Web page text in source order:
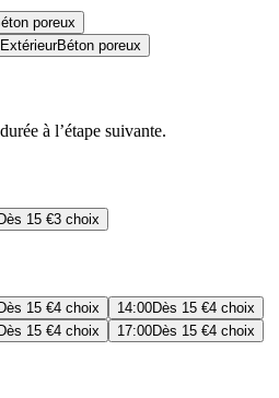
poreux
ExtérieurBéton poreux
à l’étape suivante.
15 €3 choix
Dès 15 €4 choix 14:00Dès 15 €4 choix
Dès 15 €4 choix 17:00Dès 15 €4 choix